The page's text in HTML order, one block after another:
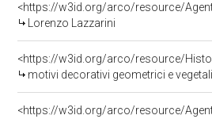
<https://w3id.org/arco/resource/
Lorenzo Lazzarini
<https://w3id.org/arco/resource/
motivi decorativi geometrici e
<https://w3id.org/arco/resource/